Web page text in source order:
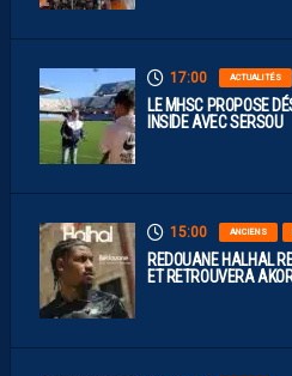
17:00 ACTUALITÉS
LE MHSC PROPOSE
INSIDE AVEC SERSOU
15:00 ANCIENS
REDOUANE HALHAL
ET RETROUVERA